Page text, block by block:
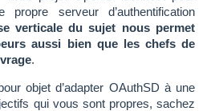
serveur d’authentification
verticale du sujet nous permet
aussi bien que les chefs de
.
objet d’adapter OAuthSD à une
qui vous sont propres, sachez